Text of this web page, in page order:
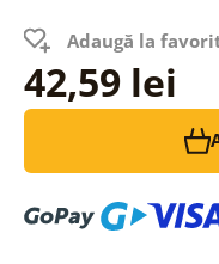
Adaugă la
42,59 lei